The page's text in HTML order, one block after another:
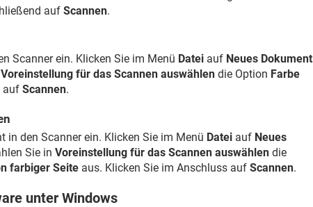
auf Scannen.
Scanner ein. Klicken Sie im Menü Datei auf Neues Dokument
Voreinstellung für das Scannen auswählen die Option Farbe
auf Scannen.
in den Scanner ein. Klicken Sie im Menü Datei auf Neues
Sie in Voreinstellung für das Scannen auswählen die
farbiger Seite aus. Klicken Sie im Anschluss auf Scannen.
unter Windows